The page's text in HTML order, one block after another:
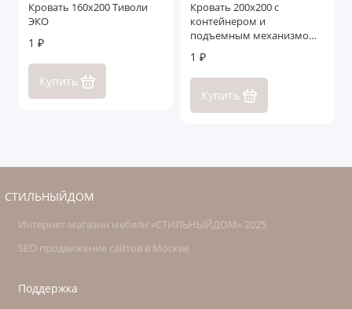
Кровать 160x200 Тиволи
ЭКО
1 ₽
Купить
Кровать 200x200 с
контейнером и
подъемным механизмом
1 ₽
Купить
СТИЛЬНЫЙДОМ
Интернет-магазин мебели «СТИЛЬНЫЙДОМ» 2025
SEO продвижение сайтов в Москве
Поддержка